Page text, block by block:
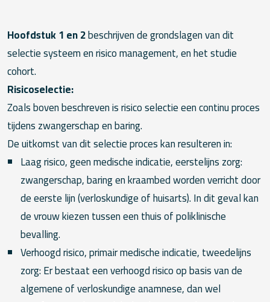
Hoofdstuk 1 en 2beschrijven de grondslagen van dit
selectie systeem en risico management, en het studie
cohort.
Risicoselectie:
Zoals boven beschreven is risico selectie een continu proces
tijdens zwangerschap en baring.
De uitkomst van dit selectie proces kan resulteren in:
Laag risico, geen medische indicatie, eerstelijns zorg:
zwangerschap, baring en kraambed worden verricht door
de eerste lijn (verloskundige of huisarts). In dit geval kan
de vrouw kiezen tussen een thuis of poliklinische
bevalling.
Verhoogd risico, primair medische indicatie, tweedelijns
zorg: Er bestaat een verhoogd risico op basis van de
algemene of verloskundige anamnese, dan wel